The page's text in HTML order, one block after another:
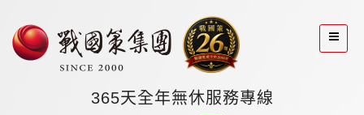
365天全年無休服務專線